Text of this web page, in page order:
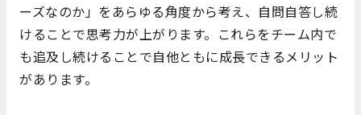
ーズなのか」をあらゆる角度から考え、自問自答し続
けることで思考力が上がります。これらをチーム内で
も追及し続けることで自他ともに成長できるメリット
があります。